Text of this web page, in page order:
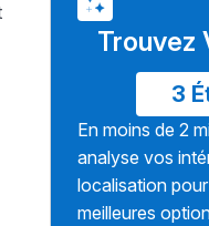
Trouvez
3
En moins de 2
analyse vos
localisation
meilleures